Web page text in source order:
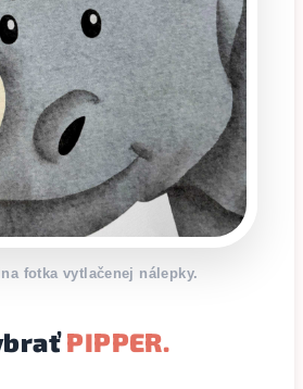
fotka vytlačenej nálepky.
PIPPER.